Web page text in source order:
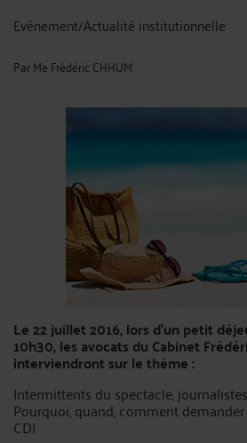
Evènement/Actualité institutionnelle
ParMe Frédéric CHHUM
Le 22 juillet 2016, lors d'un petit
10h30, les avocats du Cabinet
interviendront sur le thème :
Intermittents du spectacle,
Pourquoi, quand, comment
CDI